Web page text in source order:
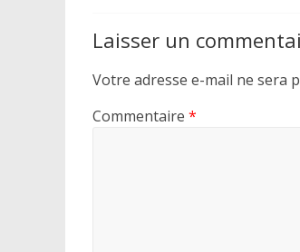
Laisser un
Votre adresse e-mail ne sera
Commentaire *